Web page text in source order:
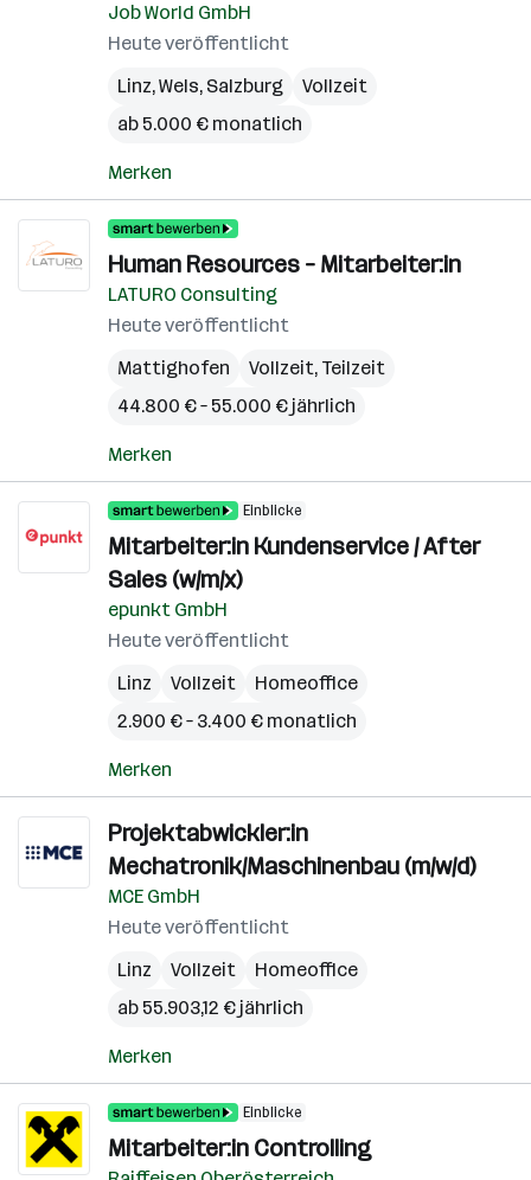
Job World GmbH
Heute veröffentlicht
Linz,Wels, Salzburg
Vollzeit
ab 5.000 € monatlich
Merken
Human Resources – Mitarbeiter:in
LATURO Consulting
Heute veröffentlicht
Mattighofen
Vollzeit, Teilzeit
44.800 € – 55.000 € jährlich
Merken
Einblicke
Mitarbeiter:in Kundenservice / After
Sales (w/m/x)
epunkt GmbH
Heute veröffentlicht
Linz
Vollzeit
Homeoffice
2.900 € – 3.400 € monatlich
Merken
Projektabwickler:in
Mechatronik/Maschinenbau (m/w/d)
MCE GmbH
Heute veröffentlicht
Linz
Vollzeit
Homeoffice
ab 55.903,12 € jährlich
Merken
Einblicke
Mitarbeiter:in Controlling